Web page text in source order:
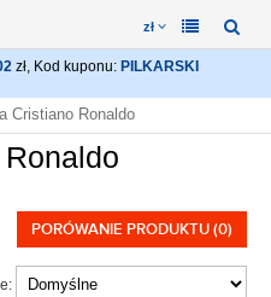
zł
zł, Kod kuponu: PILKARSKI
Cristiano Ronaldo
PORÓWANIE PRODUKTU (0)